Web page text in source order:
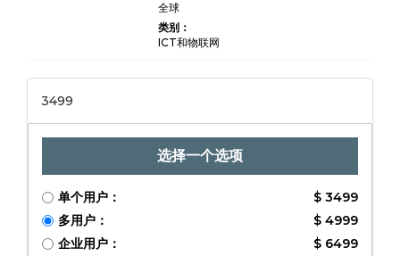
析）以及2024-
2031，由End-
（本地，云，混
合）通过
全球
类别：
ICT和物联网
3499
选择一个选项
单个用户：
$ 3499
多用户：
$ 4999
企业用户：
$ 6499